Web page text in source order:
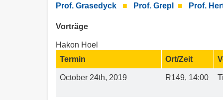
Prof. Grasedyck
■ Prof. Grepl ■ Prof.
Vorträge
Hakon Hoel
Termin
Ort/Zeit
October 24th, 2019 R149, 14:00